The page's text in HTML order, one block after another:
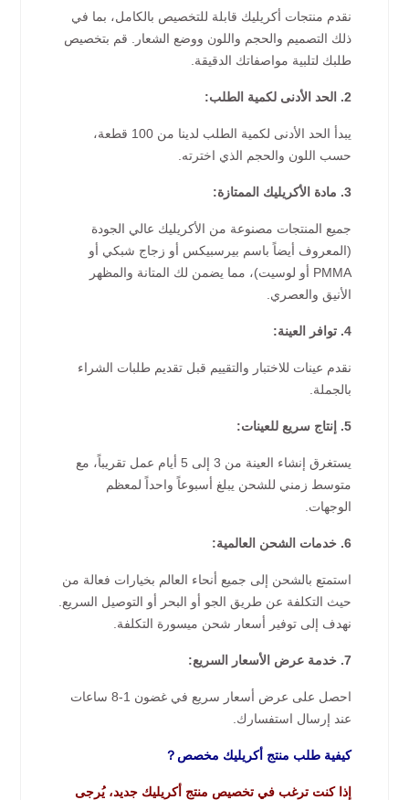
نقدم منتجات أكريليك قابلة للتخصيص بالكامل، بما في
ذلك التصميم والحجم واللون ووضع الشعار. قم بتخصيص
طلبك لتلبية مواصفاتك الدقيقة.
2. الحد الأدنى لكمية الطلب:
يبدأ الحد الأدنى لكمية الطلب لدينا من 100 قطعة،
حسب اللون والحجم الذي اخترته.
3. مادة الأكريليك الممتازة:
جميع المنتجات مصنوعة من الأكريليك عالي الجودة
(المعروف أيضاً باسم بيرسبيكس أو زجاج شبكي أو
PMMA أو لوسيت)، مما يضمن لك المتانة والمظهر
الأنيق والعصري.
4. توافر العينة:
نقدم عينات للاختبار والتقييم قبل تقديم طلبات الشراء
بالجملة.
5. إنتاج سريع للعينات:
يستغرق إنشاء العينة من 3 إلى 5 أيام عمل تقريباً، مع
متوسط زمني للشحن يبلغ أسبوعاً واحداً لمعظم
الوجهات.
6. خدمات الشحن العالمية:
استمتع بالشحن إلى جميع أنحاء العالم بخيارات فعالة من
حيث التكلفة عن طريق الجو أو البحر أو التوصيل السريع.
نهدف إلى توفير أسعار شحن ميسورة التكلفة.
7. خدمة عرض الأسعار السريع:
احصل على عرض أسعار سريع في غضون 1-8 ساعات
عند إرسال استفسارك.
كيفية طلب منتج أكريليك مخصص？
إذا كنت ترغب في تخصيص منتج أكريليك جديد، يُرجى